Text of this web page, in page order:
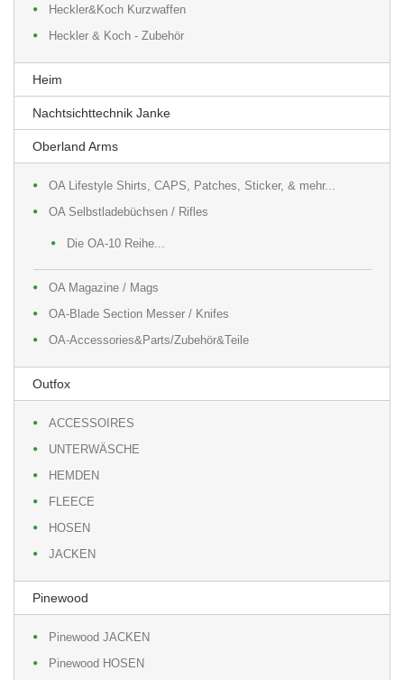
Heckler&Koch Kurzwaffen
Heckler & Koch - Zubehör
Heim
Nachtsichttechnik Janke
Oberland Arms
OA Lifestyle Shirts, CAPS, Patches, Sticker, & mehr...
OA Selbstladebüchsen / Rifles
Die OA-10 Reihe...
OA Magazine / Mags
OA-Blade Section Messer / Knifes
OA-Accessories&Parts/Zubehör&Teile
Outfox
ACCESSOIRES
UNTERWÄSCHE
HEMDEN
FLEECE
HOSEN
JACKEN
Pinewood
Pinewood JACKEN
Pinewood HOSEN